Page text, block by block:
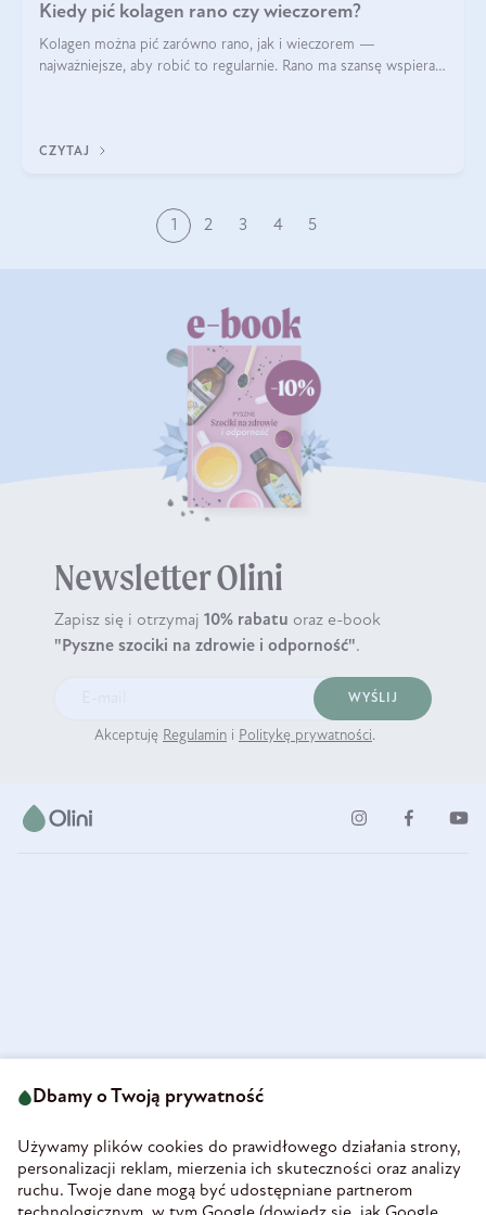
Kiedy pić kolagen rano czy wieczorem?
Kolagen można pić zarówno rano, jak i wieczorem —
najważniejsze, aby robić to regularnie. Rano ma szansę wspierać
CZYTAJ
1 2 3 4 5
Newsletter Olini
Zapisz się i otrzymaj 10% rabatu oraz e-book
"Pyszne szociki na zdrowie i odporność".
WYŚLIJ
Akceptuję Regulamin i Politykę prywatności.
58-160 Świebodzice
REGON 890213034
INFORMACJE
Dbamy o Twoją prywatność
Używamy plików cookies do prawidłowego działania strony,
personalizacji reklam, mierzenia ich skuteczności oraz analizy
ruchu. Twoje dane mogą być udostępniane partnerom